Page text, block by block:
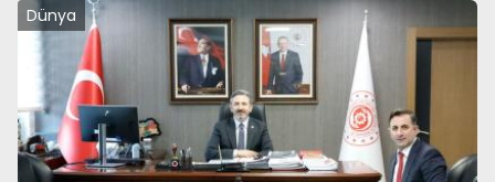
Dünya